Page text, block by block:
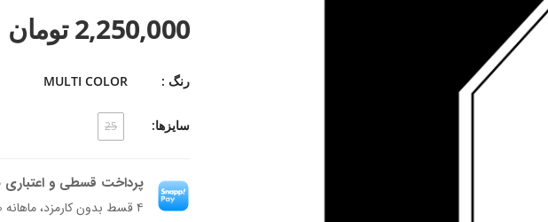
2,250,000 تومان
رنگ : MULTI COLOR
سایزها: 25
پرداخت قسطی و اعتباری
۴ قسط بدون کارمزد، ماهانه ۵۶۲٬۵۰۰ تومان